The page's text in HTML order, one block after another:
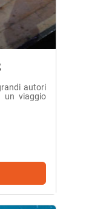
autori
un viaggio